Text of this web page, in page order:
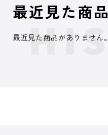
最近見た商品
最近見た商品がありません。